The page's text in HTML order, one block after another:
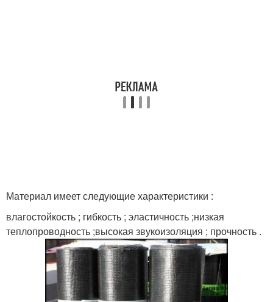
Кровли из стеклоизола
Материал имеет следующие характеристики :
влагостойкость ; гибкость ; эластичность ;низкая
теплопроводность ;высокая звукоизоляция ; прочность .